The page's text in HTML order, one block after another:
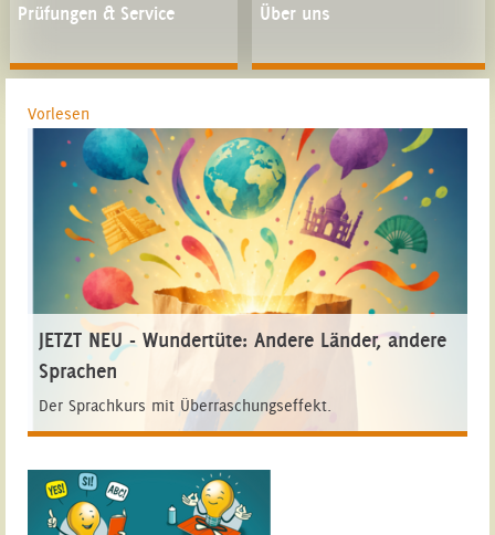
Prüfungen & Service Über uns
Vorlesen
JETZT NEU - Wundertüte: Andere Länder, andere
Sprachen
Der Sprachkurs mit Überraschungseffekt.